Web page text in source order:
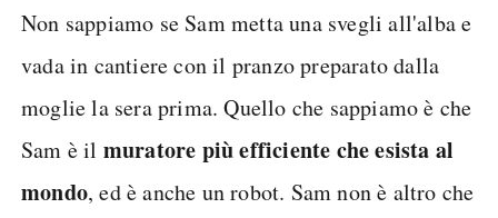
Non sappiamo se Sam metta una svegli all'alba e
vada in cantiere con il pranzo preparato dalla
moglie la sera prima. Quello che sappiamo è che
Sam è il muratore più efficiente che esista al
mondo, ed è anche un robot. Sam non è altro che